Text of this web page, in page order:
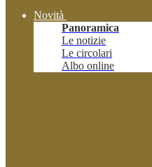
Novità
Panoramica
Le notizie
Le circolari
Albo online